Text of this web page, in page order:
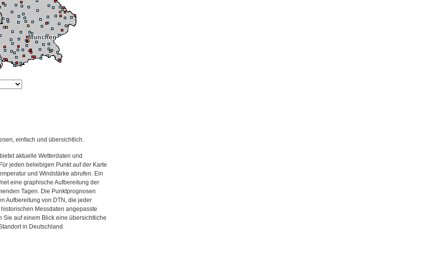
einfach und übersichtlich.
aktuelle Wetterdaten und
jeden beliebigen Punkt auf der Karte
und Windstärke abrufen. Ein
eine graphische Aufbereitung der
Tagen. Die Punktprognosen
Aufbereitung von DTN, die jeder
Messdaten angepasste
Sie auf einem Blick eine übersichtliche
in Deutschland.